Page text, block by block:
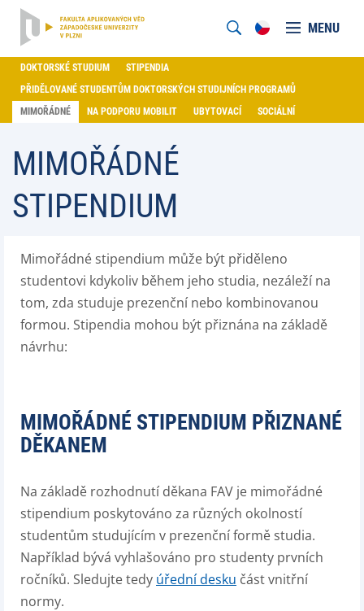
MENU
DOKTORSKÉ STUDIUM
STIPENDIA
PŘIDĚLOVANÉ STUDENTŮM DOKTORSKÝCH STUDIJNÍCH PROGRAMŮ
MIMOŘÁDNÉ
NA PODPORU MOBILIT UBYTOVACÍ SOCIÁLNÍ
MIMOŘÁDNÉ
STIPENDIUM
Mimořádné stipendium může být přiděleno
studentovi kdykoliv během jeho studia, nezáleží na
tom, zda studuje prezenční nebo kombinovanou
formou. Stipendia mohou být přiznána na základě
návrhu:
MIMOŘÁDNÉ STIPENDIUM PŘIZNANÉ
DĚKANEM
Na základě rozhodnutí děkana FAV je mimořádné
stipendium poskytováno za různých okolností
studentům studujícím v prezenční formě studia.
Například bývá vyhlašováno pro studenty prvních
ročníků. Sledujte tedy úřední desku část vnitřní
normy.